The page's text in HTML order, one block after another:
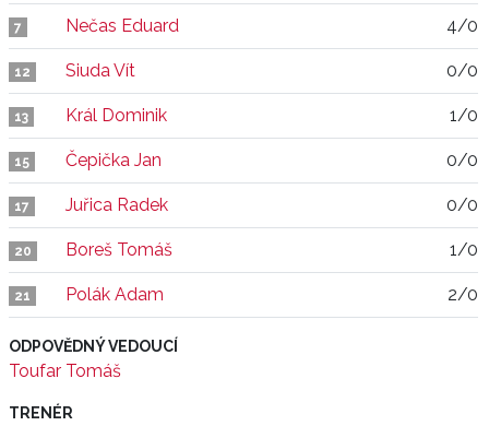
7 Nečas Eduard 4/0
12 Siuda Vít 0/0
13 Král Dominik 1/0
15 Čepička Jan 0/0
17 Juřica Radek 0/0
20 Boreš Tomáš 1/0
21 Polák Adam 2/0
ODPOVĚDNÝ VEDOUCÍ
Toufar Tomáš
TRENÉR